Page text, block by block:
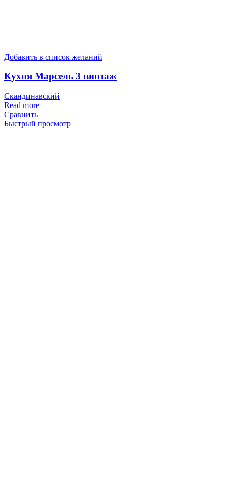
Добавить в список желаний
Кухня Марсель 3 винтаж
Скандинавский
Read more
Сравнить
Быстрый просмотр